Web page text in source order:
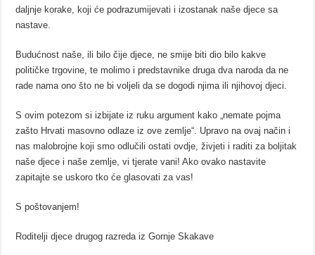
daljnje korake, koji će podrazumijevati i izostanak naše djece sa
nastave.
Budućnost naše, ili bilo čije djece, ne smije biti dio bilo kakve
političke trgovine, te molimo i predstavnike druga dva naroda da ne
rade nama ono što ne bi voljeli da se dogodi njima ili njihovoj djeci.
S ovim potezom si izbijate iz ruku argument kako „nemate pojma
zašto Hrvati masovno odlaze iz ove zemlje“. Upravo na ovaj način i
nas malobrojne koji smo odlučili ostati ovdje, živjeti i raditi za boljitak
naše djece i naše zemlje, vi tjerate vani! Ako ovako nastavite
zapitajte se uskoro tko će glasovati za vas!
S poštovanjem!
Roditelji djece drugog razreda iz Gornje Skakave